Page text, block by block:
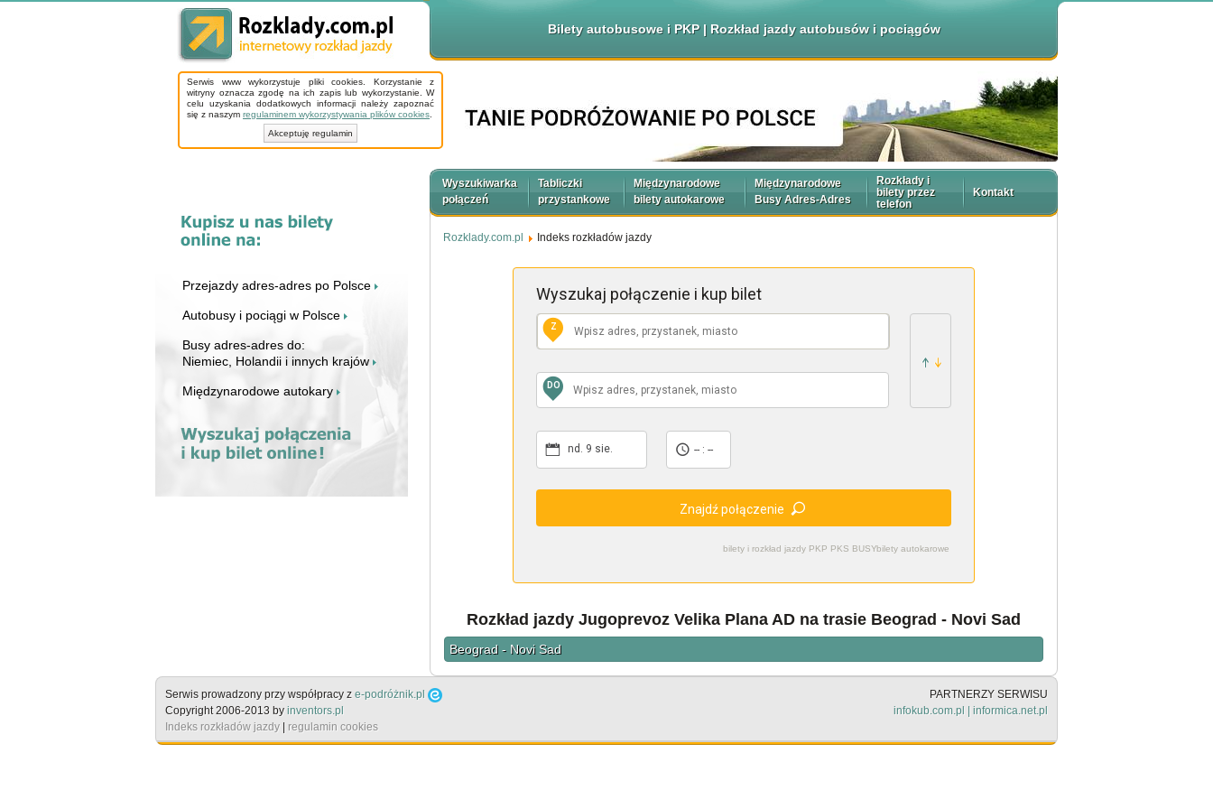
Bilety autobusowe i PKP | Rozkład jazdy autobusów i pociągów
Serwis www wykorzystuje pliki cookies. Korzystanie z
witryny oznacza zgodę na ich zapis lub wykorzystanie. W
celu uzyskania dodatkowych informacji należy zapoznać
się z naszym regulaminem wykorzystywania plików cookies
Akceptuję regulamin
Przejazdy adres-adres po Polsce
Autobusy i pociągi w Polsce
Busy adres-adres do:
Niemiec, Holandii i innych krajów
Międzynarodowe autokary
Wyszukiwarka
połączeń
Tabliczki
przystankowe
Międzynarodowe
bilety autokarowe
Międzynarodowe
Busy Adres-Adres
Rozkłady i
bilety przez
telefon
Kontakt
Rozklady.com.pl Indeks rozkładów jazdy
bilety i rozkład jazdy PKP PKS BUSYbilety autokarowe
Wyszukaj połączenie i kup bilet
Z
DO
nd. 9 sie. -- : --
Znajdź połączenie
Rozkład jazdy Jugoprevoz Velika Plana AD na trasie Beograd - Novi Sad
Beograd - Novi Sad
Serwis prowadzony przy współpracy z e-podróżnik.pl
Copyright 2006-2013 by inventors.pl
Indeks rozkładów jazdy | regulamin cookies
PARTNERZY SERWISU
infokub.com.pl | informica.net.pl